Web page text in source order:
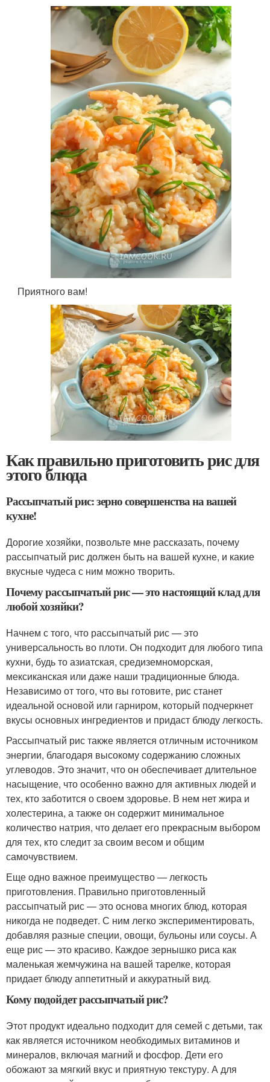
Приятного вам!
Как правильно приготовить рис для
этого блюда
Рассыпчатый рис: зерно совершенства на вашей
кухне!
Дорогие хозяйки, позвольте мне рассказать, почему
рассыпчатый рис должен быть на вашей кухне, и какие
вкусные чудеса с ним можно творить.
Почему рассыпчатый рис — это настоящий клад для
любой хозяйки?
Начнем с того, что рассыпчатый рис — это
универсальность во плоти. Он подходит для любого типа
кухни, будь то азиатская, средиземноморская,
мексиканская или даже наши традиционные блюда.
Независимо от того, что вы готовите, рис станет
идеальной основой или гарниром, который подчеркнет
вкусы основных ингредиентов и придаст блюду легкость.
Рассыпчатый рис также является отличным источником
энергии, благодаря высокому содержанию сложных
углеводов. Это значит, что он обеспечивает длительное
насыщение, что особенно важно для активных людей и
тех, кто заботится о своем здоровье. В нем нет жира и
холестерина, а также он содержит минимальное
количество натрия, что делает его прекрасным выбором
для тех, кто следит за своим весом и общим
самочувствием.
Еще одно важное преимущество — легкость
приготовления. Правильно приготовленный
рассыпчатый рис — это основа многих блюд, которая
никогда не подведет. С ним легко экспериментировать,
добавляя разные специи, овощи, бульоны или соусы. А
еще рис — это красиво. Каждое зернышко риса как
маленькая жемчужина на вашей тарелке, которая
придает блюду аппетитный и аккуратный вид.
Кому подойдет рассыпчатый рис?
Этот продукт идеально подходит для семей с детьми, так
как является источником необходимых витаминов и
минералов, включая магний и фосфор. Дети его
обожают за мягкий вкус и приятную текстуру. А для